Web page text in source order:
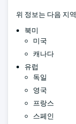
위 정보는 다음 지
북미
미국
캐나다
유럽
독일
영국
프랑스
스페인